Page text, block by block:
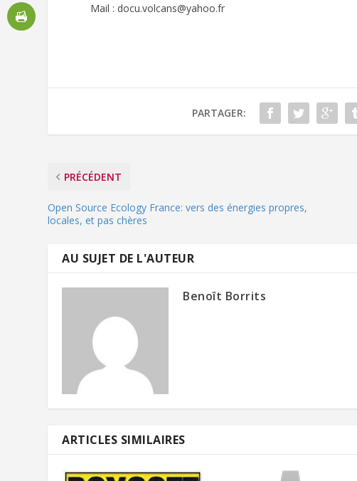
Mail : docu.volcans@yahoo.fr
PARTAGER:
PRÉCÉDENT
Open Source Ecology France: vers des énergies propres,
locales, et pas chères
AU SUJET DE L'AUTEUR
Benoît Borrits
ARTICLES SIMILAIRES